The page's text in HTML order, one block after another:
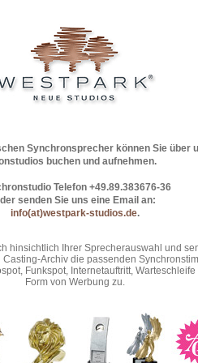
Synchronsprecher können Sie über
buchen und aufnehmen.
Telefon +49.89.383676-36
senden Sie uns eine Email an:
info(at)westpark-studios.de.
hinsichtlich Ihrer Sprecherauswahl und
Archiv die passenden
Funkspot, Internetauftritt,
Form von Werbung zu.